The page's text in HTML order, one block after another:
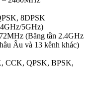
8DPSK
5GHz)
(Băng tần 2.4GHz
Âu và 13 kênh khác)
CCK, QPSK, BPSK,